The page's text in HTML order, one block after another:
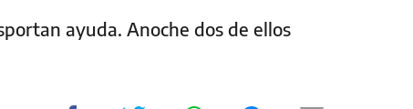
ayuda. Anoche dos de ellos